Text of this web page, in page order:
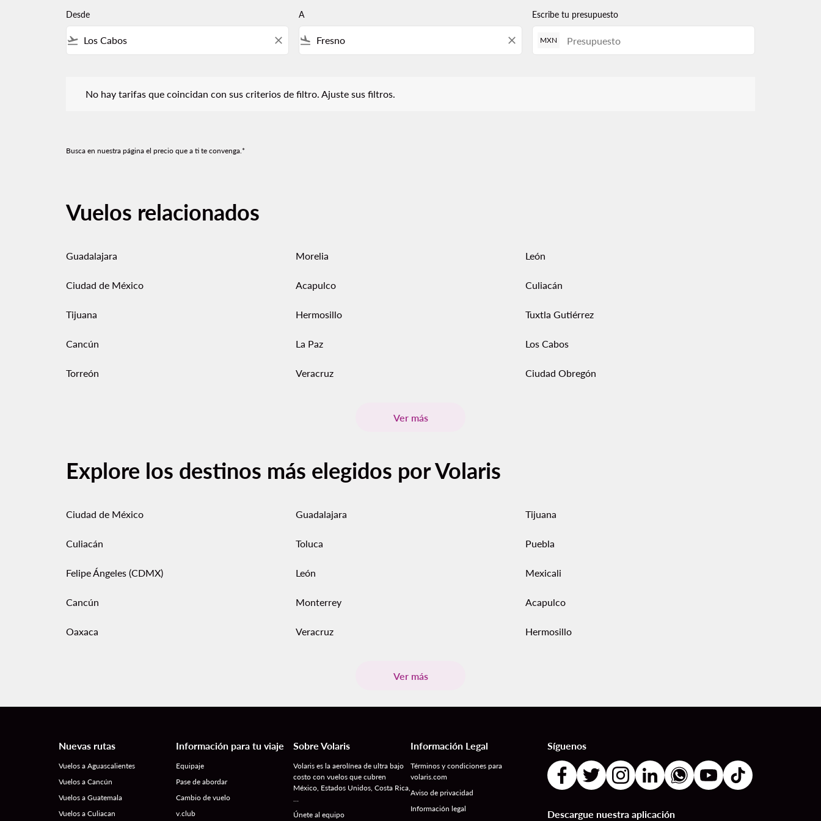
Desde
flight_takeoff close
A
flight_land close
Escribe tu presupuesto
MXN
No hay tarifas que coincidan con sus criterios de filtro. Ajuste sus filtros.
Busca en nuestra página el precio que a ti te convenga.*
Vuelos relacionados
Guadalajara Morelia León
Ciudad de México Acapulco Culiacán
Tijuana Hermosillo Tuxtla Gutiérrez
Cancún La Paz Los Cabos
Torreón Veracruz Ciudad Obregón
Ver más
Explore los destinos más elegidos por Volaris
Ciudad de México Guadalajara Tijuana
Culiacán Toluca Puebla
Felipe Ángeles (CDMX) León Mexicali
Cancún Monterrey Acapulco
Oaxaca Veracruz Hermosillo
Ver más
Nuevas rutas
Vuelos a Aguascalientes
Vuelos a Cancún
Vuelos a Guatemala
Vuelos a Culiacan
Información para tu viaje
Equipaje
Pase de abordar
Cambio de vuelo
v.club
Sobre Volaris
Volaris es la aerolínea de ultra bajo
costo con vuelos que cubren
México, Estados Unidos, Costa Rica,
…
Únete al equipo
Información Legal
Términos y condiciones para
volaris.com
Aviso de privacidad
Información legal
Síguenos
Descargue nuestra aplicación